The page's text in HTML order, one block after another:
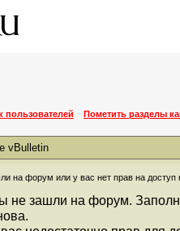
пользователей Пометить разделы
vBulletin
на форум или у вас нет прав на доступ
не зашли на форум.